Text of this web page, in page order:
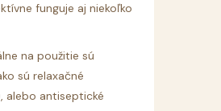
funguje aj niekoľko
na použitie sú
sú relaxačné
alebo antiseptické